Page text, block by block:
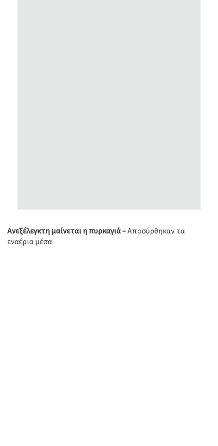
Ανεξέλεγκτη μαίνεται η πυρκαγιά –Αποσύρθηκαν τα
εναέρια μέσα